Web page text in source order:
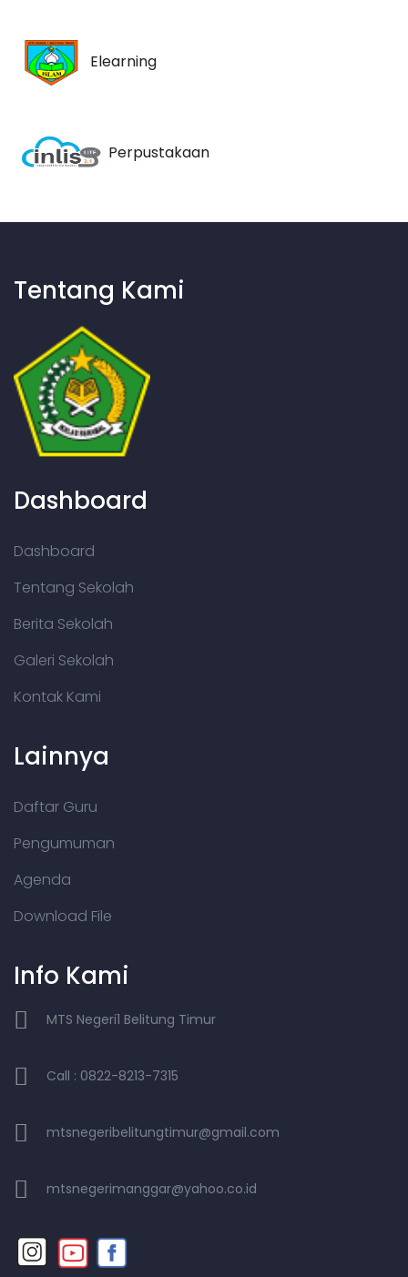
Elearning
Perpustakaan
Tentang Kami
Dashboard
Dashboard
Tentang Sekolah
Berita Sekolah
Galeri Sekolah
Kontak Kami
Lainnya
Daftar Guru
Pengumuman
Agenda
Download File
Info Kami
MTS Negeri1 Belitung Timur
Call : 0822-8213-7315
mtsnegeribelitungtimur@gmail.com
mtsnegerimanggar@yahoo.co.id